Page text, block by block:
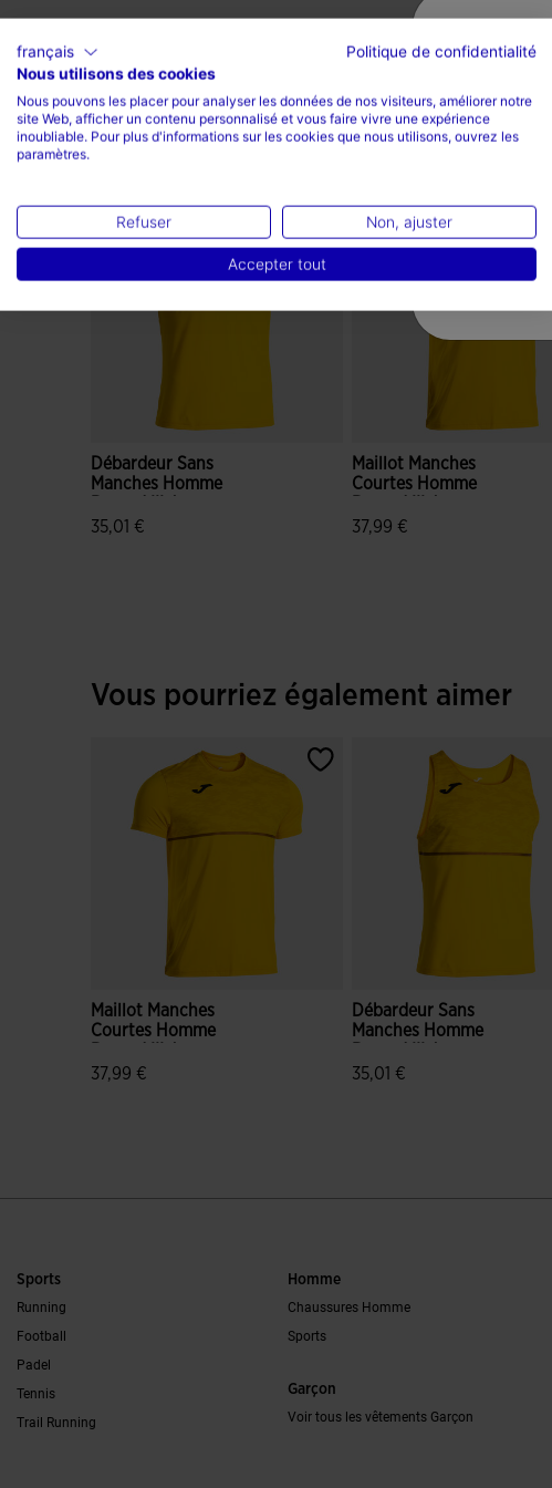
Complétez le look
Débardeur Sans
Manches Homme
35,01 €
Maillot Manches
Courtes Homme
37,99 €
Vous pourriez également aimer
Maillot Manches
Courtes Homme
37,99 €
Débardeur Sans
Manches Homme
35,01 €
Sports
Running
Football
Padel
Tennis
Trail Running
Homme
Chaussures Homme
Sports
Garçon
Voir tous les vêtements Garçon
français
Politique de confidentialité
Nous utilisons des cookies
Nous pouvons les placer pour analyser les données de nos visiteurs, améliorer notre
site Web, afficher un contenu personnalisé et vous faire vivre une expérience
inoubliable. Pour plus d'informations sur les cookies que nous utilisons, ouvrez les
paramètres.
Refuser Non, ajuster
Accepter tout